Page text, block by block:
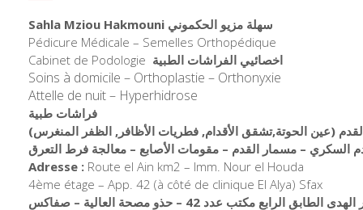
Sahla Mziou Hakmouni سهلة مزيو الحكموني
Pédicure Médicale – Semelles Orthopédique
Cabinet de Podologie اخصائيي الفراشات الطبية
Soins à domicile – Orthoplastie – Orthonyxie
Attelle de nuit – Hyperhidrose
بالقدم (عين الحوتة,تشقق الأقدام, فطريات الأظافر, الظفر المنغرس)
السكري – مسمار القدم – مقومات الأصابع – معالجة فرط التعرق
Adresse : Route el Ain km2 – Imm. Nour el Houda
4ème étage – App. 42 (à côté de clinique El Alya) Sfax